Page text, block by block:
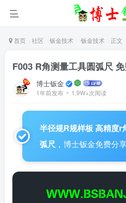
首页 社区 钣金技术 钣金技术 正文
F003 R角测量工具圆弧尺
博士钣金
1年前发布 1.9W+次阅读
半径规R规样板 高精度r
弧尺 ，博士钣金免费分